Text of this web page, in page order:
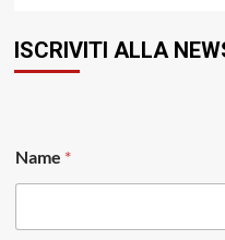
ISCRIVITI ALLA
Name *